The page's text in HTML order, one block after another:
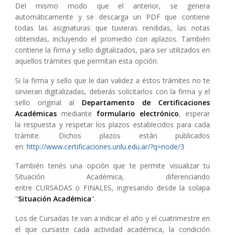
Del mismo modo que el anterior, se genera
automáticamente y se descarga un PDF que contiene
todas las asignaturas que tuvieras rendidas, las notas
obtenidas, incluyendo el promedio con aplazos. También
contiene la firma y sello digitalizados, para ser utilizados en
aquellos trámites que permitan esta opción.
Si la firma y sello que le dan validez a éstos trámites no te
sirvieran digitalizadas, deberás solicitarlos con la firma y el
sello original al Departamento de Certificaciones
Académicas mediante formulario electrónico, esperar
la respuesta y respetar los plazos establecidos para cada
trámite. Dichos plazos están publicados
en: http://www.certificaciones.unlu.edu.ar/?q=node/3
También tenés una opción que te permite visualizar tu
Situación Académica, diferenciando
entre CURSADAS o FINALES, ingresando desde la solapa
"Situación Académica".
Los de Cursadas te van a indicar el año y el cuatrimestre en
el que cursaste cada actividad académica, la condición